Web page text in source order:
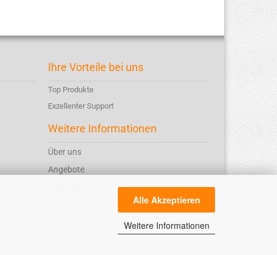
Alle Akzeptieren
Weitere Informationen
Ihre Vorteile bei uns
Top Produkte
Exzellenter Support
Weitere Informationen
Über uns
Angebote